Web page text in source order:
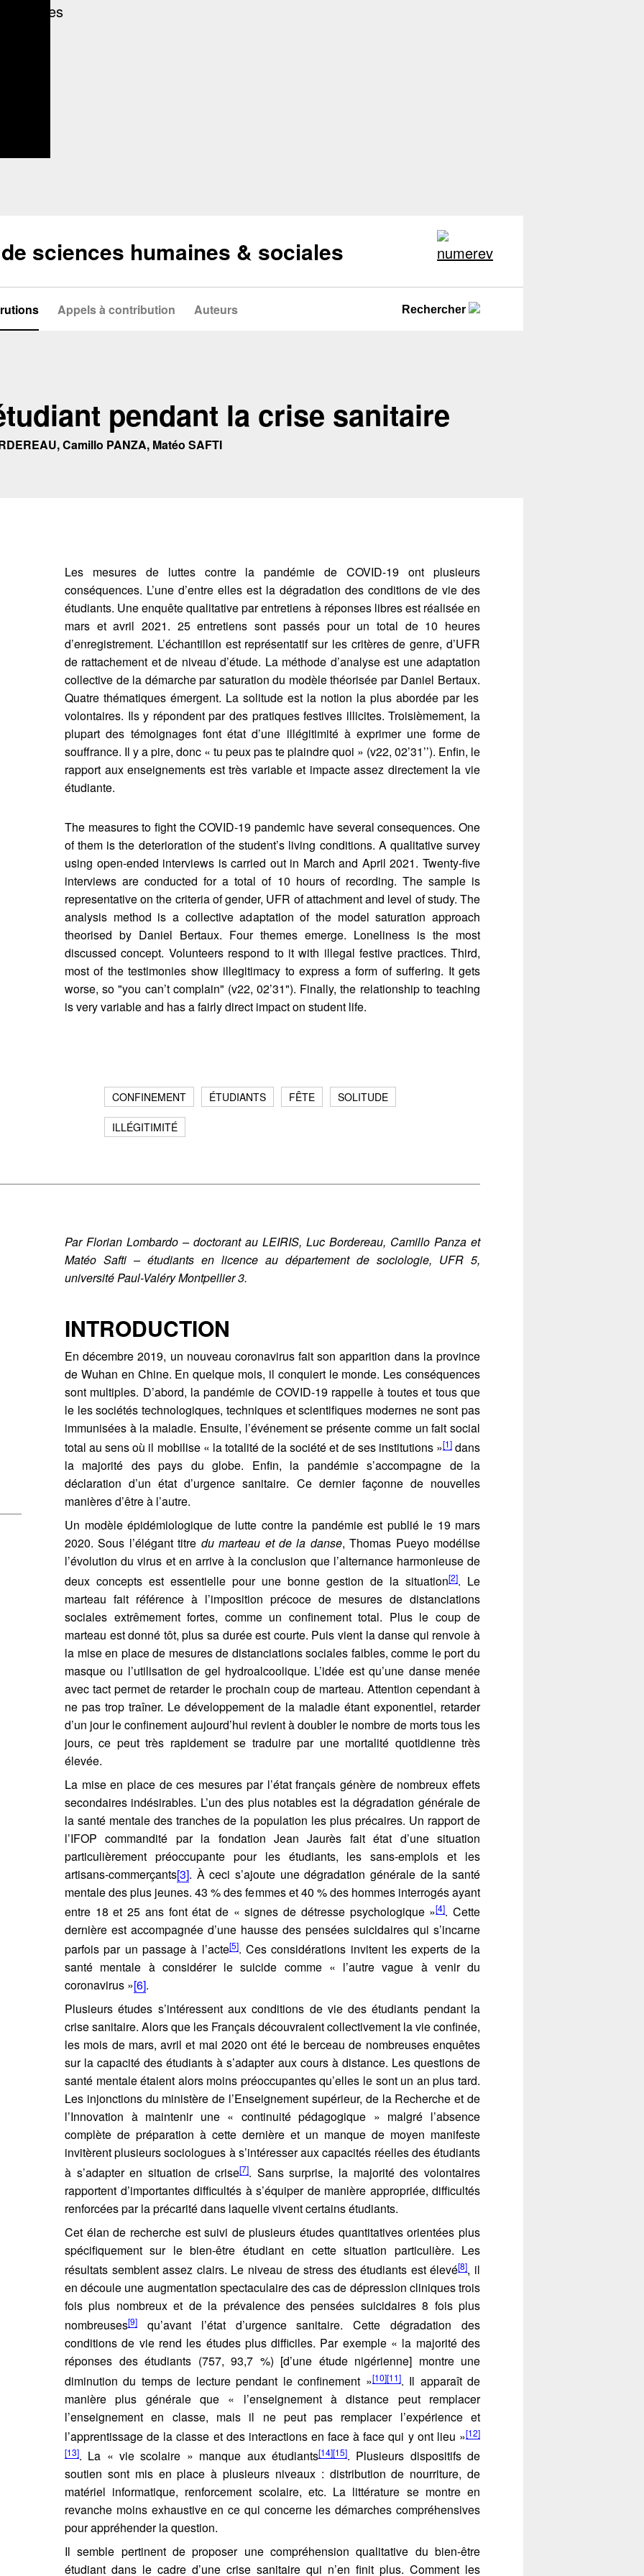
sciences humaines & sociales
Appels à contribution Auteurs Rechercher
pendant la crise sanitaire
Camillo PANZA, Matéo SAFTI
Les mesures de luttes contre la pandémie de COVID-19 ont plusieurs
conséquences. L’une d’entre elles est la dégradation des conditions de vie des
étudiants. Une enquête qualitative par entretiens à réponses libres est réalisée en
mars et avril 2021. 25 entretiens sont passés pour un total de 10 heures
d’enregistrement. L’échantillon est représentatif sur les critères de genre, d’UFR
de rattachement et de niveau d’étude. La méthode d’analyse est une adaptation
collective de la démarche par saturation du modèle théorisée par Daniel Bertaux.
Quatre thématiques émergent. La solitude est la notion la plus abordée par les
volontaires. Ils y répondent par des pratiques festives illicites. Troisièmement, la
plupart des témoignages font état d’une illégitimité à exprimer une forme de
souffrance. Il y a pire, donc « tu peux pas te plaindre quoi » (v22, 02’31’’). Enfin, le
rapport aux enseignements est très variable et impacte assez directement la vie
étudiante.
The measures to fight the COVID-19 pandemic have several consequences. One
of them is the deterioration of the student’s living conditions. A qualitative survey
using open-ended interviews is carried out in March and April 2021. Twenty-five
interviews are conducted for a total of 10 hours of recording. The sample is
representative on the criteria of gender, UFR of attachment and level of study. The
analysis method is a collective adaptation of the model saturation approach
theorised by Daniel Bertaux. Four themes emerge. Loneliness is the most
discussed concept. Volunteers respond to it with illegal festive practices. Third,
most of the testimonies show illegitimacy to express a form of suffering. It gets
worse, so "you can’t complain" (v22, 02’31"). Finally, the relationship to teaching
is very variable and has a fairly direct impact on student life.
CONFINEMENT ÉTUDIANTS FÊTE SOLITUDE
ILLÉGITIMITÉ
Par Florian Lombardo – doctorant au LEIRIS, Luc Bordereau, Camillo Panza et
Matéo Safti – étudiants en licence au département de sociologie, UFR 5,
université Paul-Valéry Montpellier 3.
INTRODUCTION
En décembre 2019, un nouveau coronavirus fait son apparition dans la province
de Wuhan en Chine. En quelque mois, il conquiert le monde. Les conséquences
sont multiples. D’abord, la pandémie de COVID-19 rappelle à toutes et tous que
le les sociétés technologiques, techniques et scientifiques modernes ne sont pas
immunisées à la maladie. Ensuite, l’événement se présente comme un fait social
total au sens où il mobilise « la totalité de la société et de ses institutions »[1]dans
la majorité des pays du globe. Enfin, la pandémie s’accompagne de la
déclaration d’un état d’urgence sanitaire. Ce dernier façonne de nouvelles
manières d’être à l’autre.
Un modèle épidémiologique de lutte contre la pandémie est publié le 19 mars
2020. Sous l’élégant titre du marteau et de la danse, Thomas Pueyo modélise
l’évolution du virus et en arrive à la conclusion que l’alternance harmonieuse de
deux concepts est essentielle pour une bonne gestion de la situation[2]. Le
marteau fait référence à l’imposition précoce de mesures de distanciations
sociales extrêmement fortes, comme un confinement total. Plus le coup de
marteau est donné tôt, plus sa durée est courte. Puis vient la danse qui renvoie à
la mise en place de mesures de distanciations sociales faibles, comme le port du
masque ou l’utilisation de gel hydroalcoolique. L’idée est qu’une danse menée
avec tact permet de retarder le prochain coup de marteau. Attention cependant à
ne pas trop traîner. Le développement de la maladie étant exponentiel, retarder
d’un jour le confinement aujourd’hui revient à doubler le nombre de morts tous les
jours, ce peut très rapidement se traduire par une mortalité quotidienne très
élevée.
La mise en place de ces mesures par l’état français génère de nombreux effets
secondaires indésirables. L’un des plus notables est la dégradation générale de
la santé mentale des tranches de la population les plus précaires. Un rapport de
l’IFOP commandité par la fondation Jean Jaurès fait état d’une situation
particulièrement préoccupante pour les étudiants, les sans-emplois et les
artisans-commerçants[3]. À ceci s’ajoute une dégradation générale de la santé
mentale des plus jeunes. 43 % des femmes et 40 % des hommes interrogés ayant
entre 18 et 25 ans font état de « signes de détresse psychologique »[4]. Cette
dernière est accompagnée d’une hausse des pensées suicidaires qui s’incarne
parfois par un passage à l’acte[5]. Ces considérations invitent les experts de la
santé mentale à considérer le suicide comme « l’autre vague à venir du
coronavirus »[6].
Plusieurs études s’intéressent aux conditions de vie des étudiants pendant la
crise sanitaire. Alors que les Français découvraient collectivement la vie confinée,
les mois de mars, avril et mai 2020 ont été le berceau de nombreuses enquêtes
sur la capacité des étudiants à s’adapter aux cours à distance. Les questions de
santé mentale étaient alors moins préoccupantes qu’elles le sont un an plus tard.
Les injonctions du ministère de l’Enseignement supérieur, de la Recherche et de
l’Innovation à maintenir une « continuité pédagogique » malgré l’absence
complète de préparation à cette dernière et un manque de moyen manifeste
invitèrent plusieurs sociologues à s’intéresser aux capacités réelles des étudiants
à s’adapter en situation de crise[7]. Sans surprise, la majorité des volontaires
rapportent d’importantes difficultés à s’équiper de manière appropriée, difficultés
renforcées par la précarité dans laquelle vivent certains étudiants.
Cet élan de recherche est suivi de plusieurs études quantitatives orientées plus
spécifiquement sur le bien-être étudiant en cette situation particulière. Les
résultats semblent assez clairs. Le niveau de stress des étudiants est élevé[8], il
en découle une augmentation spectaculaire des cas de dépression cliniques trois
fois plus nombreux et de la prévalence des pensées suicidaires 8 fois plus
nombreuses[9]
qu’avant l’état d’urgence sanitaire. Cette dégradation des
conditions de vie rend les études plus difficiles. Par exemple « la majorité des
réponses des étudiants (757, 93,7 %) [d’une étude nigérienne] montre une
diminution du temps de lecture pendant le confinement »[10][11]. Il apparaît de
manière plus générale que « l’enseignement à distance peut remplacer
l’enseignement en classe, mais il ne peut pas remplacer l’expérience et
l’apprentissage de la classe et des interactions en face à face qui y ont lieu »[12]
[13]. La « vie scolaire » manque aux étudiants[14][15]. Plusieurs dispositifs de
soutien sont mis en place à plusieurs niveaux : distribution de nourriture, de
matériel informatique, renforcement scolaire, etc. La littérature se montre en
revanche moins exhaustive en ce qui concerne les démarches compréhensives
pour appréhender la question.
Il semble pertinent de proposer une compréhension qualitative du bien-être
étudiant dans le cadre d’une crise sanitaire qui n’en finit plus. Comment les
article Fermer
F., BORDEREAU, L., PANZA, C., SAFTI, M. (2022) Varia/ Être
la crise sanitaire. RUSCA. Revue de sciences humaines &
https://doi.org/10.34745/numerev_1981
dans votre presse-papier
Fermer
de l'adresse e-mail